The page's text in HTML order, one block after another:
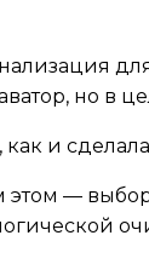
но в
как и
—